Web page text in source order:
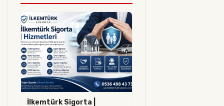
İlkemtürk Sigorta |